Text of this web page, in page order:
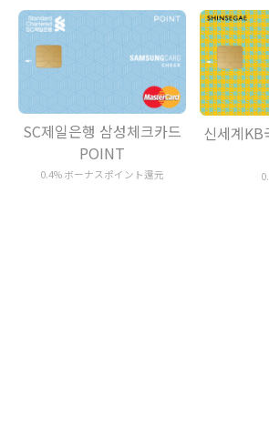
SC제일은행 삼성체크카드
POINT
0.4% ボーナスポイント還元
신세계KB